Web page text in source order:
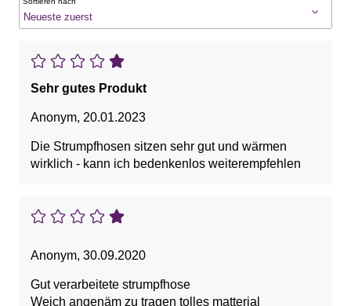
Sehr gutes Produkt
Anonym, 20.01.2023
Die Strumpfhosen sitzen sehr gut und wärmen
wirklich - kann ich bedenkenlos weiterempfehlen
Anonym, 30.09.2020
Gut verarbeitete strumpfhose
Weich angenäm zu tragen tolles matterial